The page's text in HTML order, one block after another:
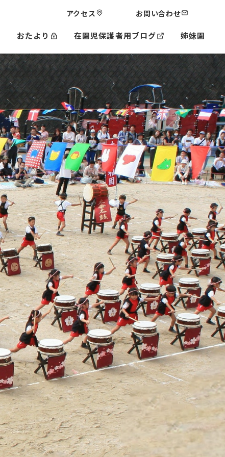
おたより 在園児保護者用ブログ 姉妹園
三井中央幼稚園
星田なないろ保育園
アクセス お問い合わせ